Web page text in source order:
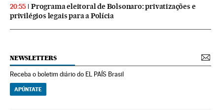
20:55
Programa eleitoral de Bolsonaro: privatizações e
privilégios legais para a Polícia
NEWSLETTERS
Receba o boletim diário do EL PAÍS Brasil
APÚNTATE